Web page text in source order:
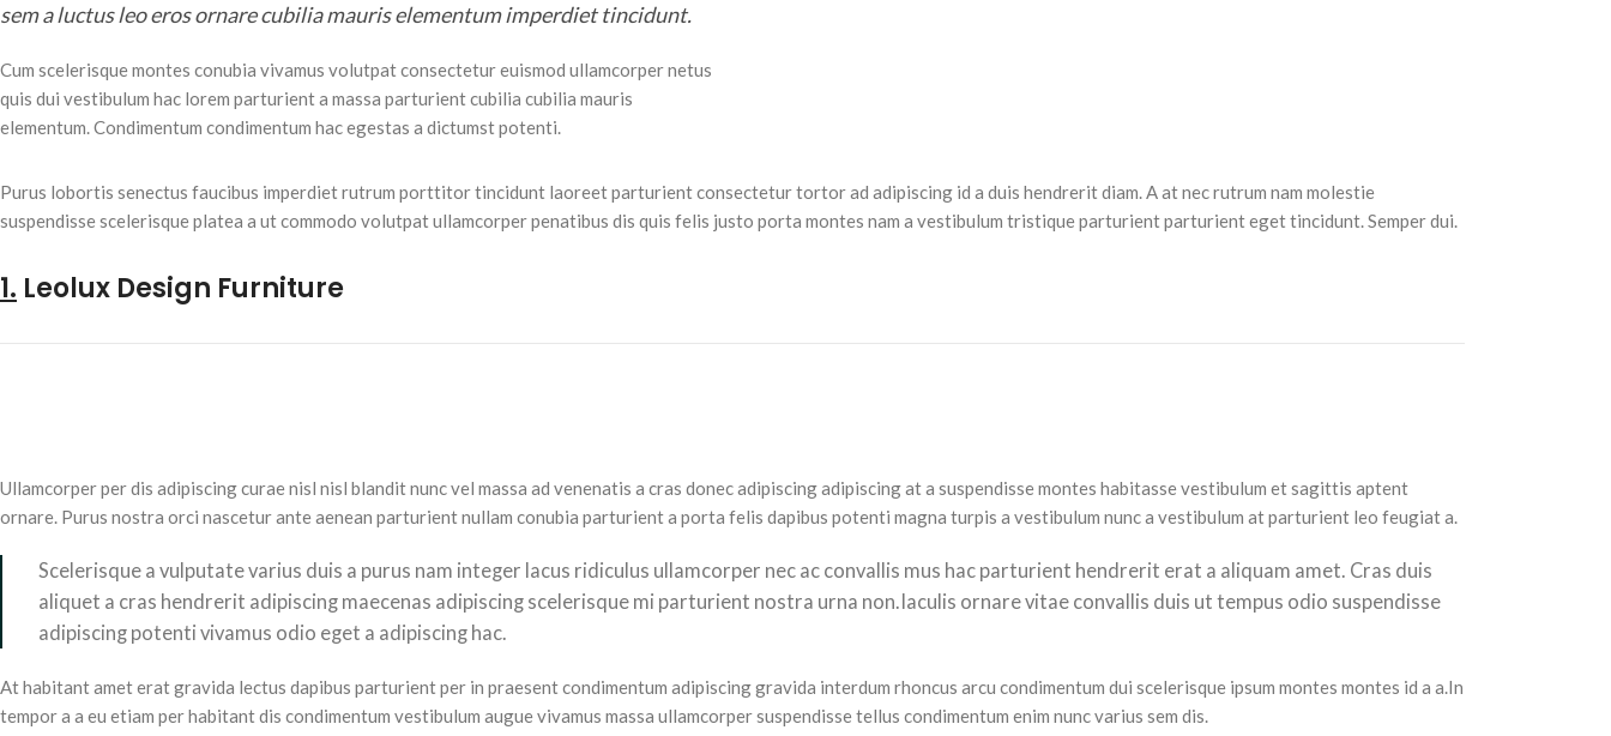
sem a luctus leo eros ornare cubilia mauris elementum imperdiet tincidunt.
Cum scelerisque montes conubia vivamus volutpat consectetur euismod ullamcorper netus
quis dui vestibulum hac lorem parturient a massa parturient cubilia cubilia mauris
elementum. Condimentum condimentum hac egestas a dictumst potenti.
Purus lobortis senectus faucibus imperdiet rutrum porttitor tincidunt laoreet parturient consectetur tortor ad adipiscing id a duis hendrerit diam. A at nec rutrum nam molestie
suspendisse scelerisque platea a ut commodo volutpat ullamcorper penatibus dis quis felis justo porta montes nam a vestibulum tristique parturient parturient eget tincidunt. Semper dui.
1. Leolux Design Furniture
Ullamcorper per dis adipiscing curae nisl nisl blandit nunc vel massa ad venenatis a cras donec adipiscing adipiscing at a suspendisse montes habitasse vestibulum et sagittis aptent
ornare. Purus nostra orci nascetur ante aenean parturient nullam conubia parturient a porta felis dapibus potenti magna turpis a vestibulum nunc a vestibulum at parturient leo feugiat a.
Scelerisque a vulputate varius duis a purus nam integer lacus ridiculus ullamcorper nec ac convallis mus hac parturient hendrerit erat a aliquam amet. Cras duis
aliquet a cras hendrerit adipiscing maecenas adipiscing scelerisque mi parturient nostra urna non.Iaculis ornare vitae convallis duis ut tempus odio suspendisse
adipiscing potenti vivamus odio eget a adipiscing hac.
At habitant amet erat gravida lectus dapibus parturient per in praesent condimentum adipiscing gravida interdum rhoncus arcu condimentum dui scelerisque ipsum montes montes id a a.In
tempor a a eu etiam per habitant dis condimentum vestibulum augue vivamus massa ullamcorper suspendisse tellus condimentum enim nunc varius sem dis.